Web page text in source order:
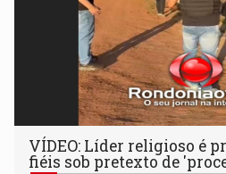
VÍDEO: Líder religioso é
fiéis sob pretexto de